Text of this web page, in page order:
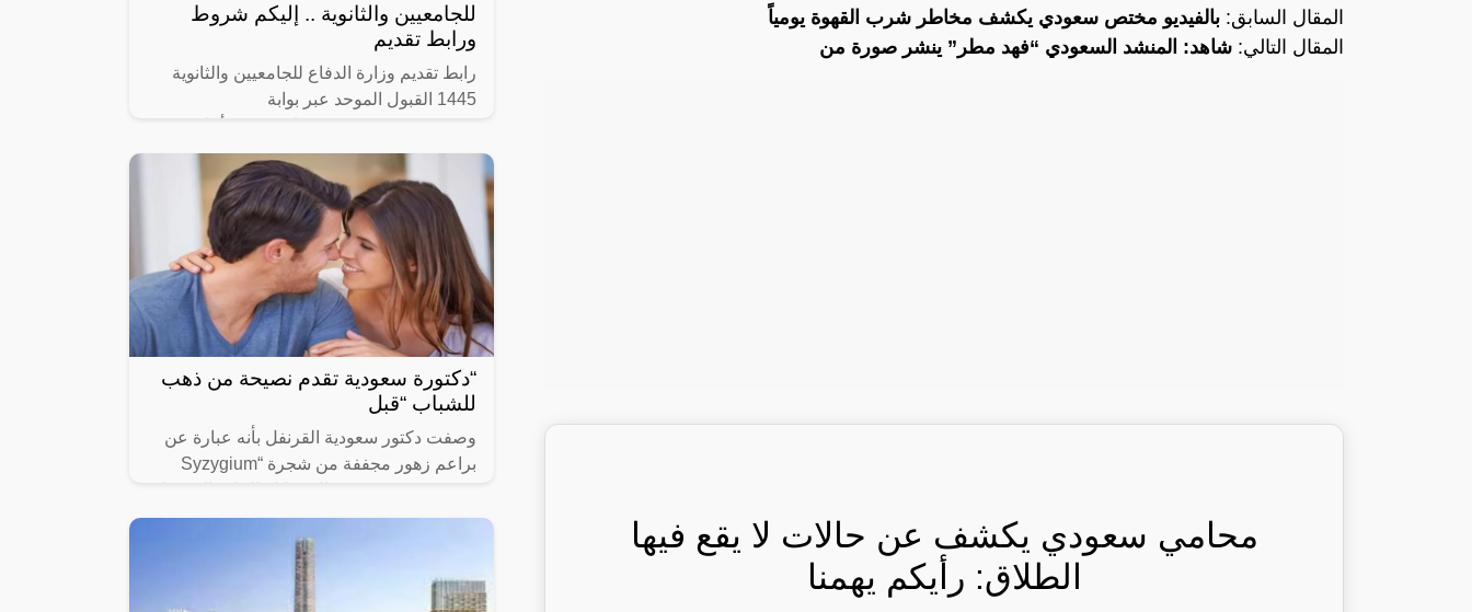
المقال السابق: بالفيديو مختص سعودي يكشف مخاطر شرب القهوة يومياً
المقال التالي: شاهد: المنشد السعودي “فهد مطر” ينشر صورة من
محامي سعودي يكشف عن حالات لا يقع فيها
الطلاق: رأيكم يهمنا
للجامعيين والثانوية .. إليكم شروط
ورابط تقديم
رابط تقديم وزارة الدفاع للجامعيين والثانوية
1445 القبول الموحد عبر بوابة
وزارة الدفاع بالمملكة العربية السعودية متمثلة
“دكتورة سعودية تقدم نصيحة من ذهب
للشباب “قبل
وصفت دكتور سعودية القرنفل بأنه عبارة عن
براعم زهور مجففة من شجرة “Syzygium
“yrtaceae”، وهو نبات دائم الخضرة ينمو في